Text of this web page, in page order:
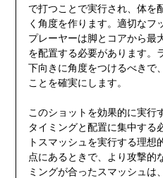
で打つことで実行され、体を
く角度を作ります。適切なフ
プレーヤーは脚とコアから最
を配置する必要があります。
下向きに角度をつけるべきで
ことを確実にします。
このショットを効果的に実行
タイミングと配置に集中する
トスマッシュを実行する理想
点にあるときで、より攻撃的
ミングが合ったスマッシュは